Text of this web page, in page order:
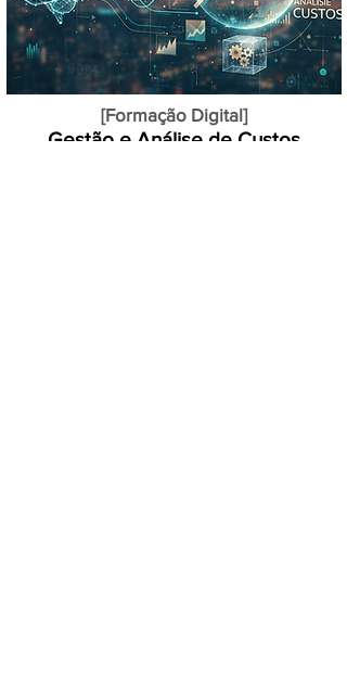
[Formação Digital]
Gestão e Análise de Custos